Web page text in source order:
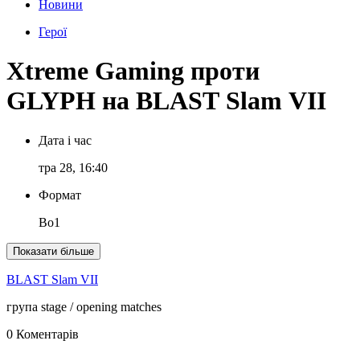
Новини
Герої
Xtreme Gaming проти
GLYPH на BLAST Slam VII
Дата і час
тра 28, 16:40
Формат
Bo1
Показати більше
BLAST Slam VII
група stage / opening matches
0 Коментарів